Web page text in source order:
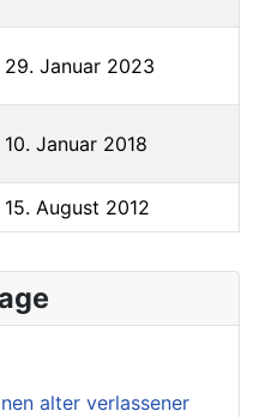
29. Januar 2023
10. Januar 2018
15. August 2012
alter verlassener